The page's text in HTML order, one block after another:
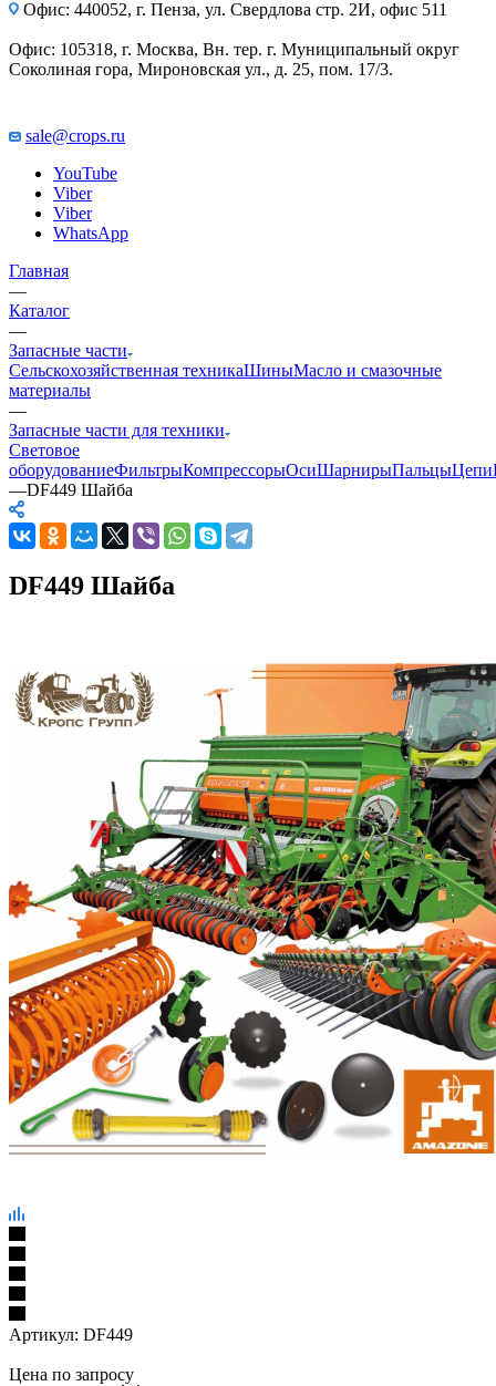
Офис: 440052, г. Пенза, ул. Свердлова стр. 2И, офис 511
Офис: 105318, г. Москва, Вн. тер. г. Муниципальный округ
Соколиная гора, Мироновская ул., д. 25, пом. 17/3.
sale@crops.ru
YouTube
Viber
Viber
WhatsApp
Главная
—
Каталог
—
Запасные части
Сельскохозяйственная техникаШиныМасло и смазочные
материалы
—
Запасные части для техники
Световое
оборудованиеФильтрыКомпрессорыОсиШарнирыПальцыЦепи
—DF449 Шайба
DF449 Шайба
Артикул: DF449
Цена по запросу